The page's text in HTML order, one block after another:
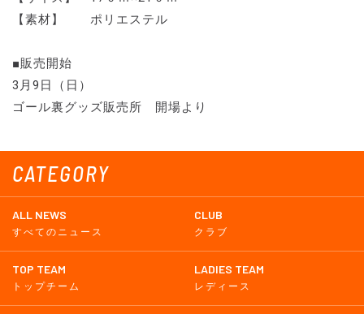
CATEGORY
ALL NEWS
すべてのニュース
CLUB
クラブ
TOP TEAM
トップチーム
LADIES TEAM
レディース
【素材】 ポリエステル
■販売開始
3月9日（日）
ゴール裏グッズ販売所 開場より